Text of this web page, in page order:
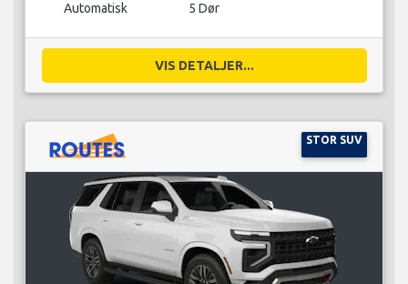
Automatisk 5 Dør
VIS DETALJER...
STOR SUV